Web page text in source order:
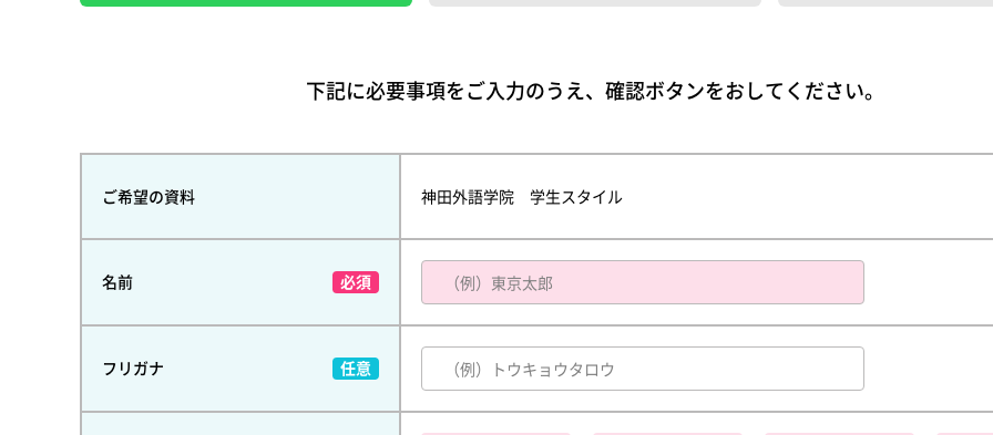
下記に必要事項をご入力のうえ、確認ボタンをおしてください。
ご希望の資料 神田外語学院 学生スタイル
名前
フリガナ